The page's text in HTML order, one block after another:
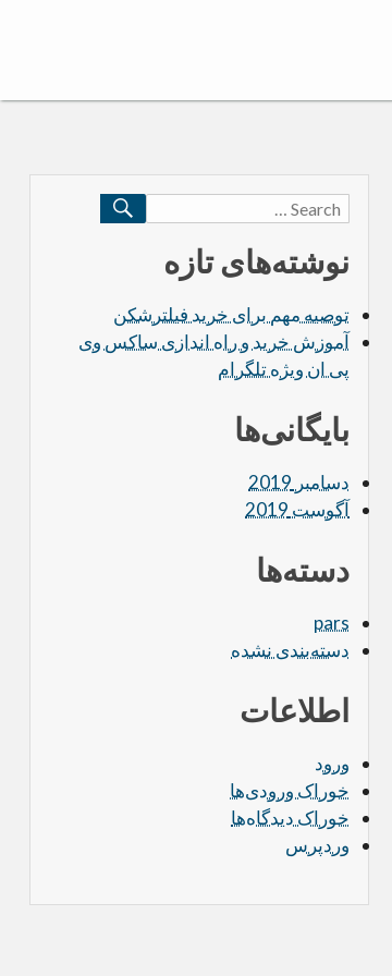
Search
نوشته‌های تازه
توصیه مهم برای خرید فیلترشکن
آموزش خرید و راه اندازی ساکس وی
پی ان ویژه تلگرام
بایگانی‌ها
دسامبر 2019
آگوست 2019
دسته‌ها
pars
دسته‌بندی نشده
اطلاعات
ورود
خوراک ورودی‌ها
خوراک دیدگاه‌ها
وردپرس